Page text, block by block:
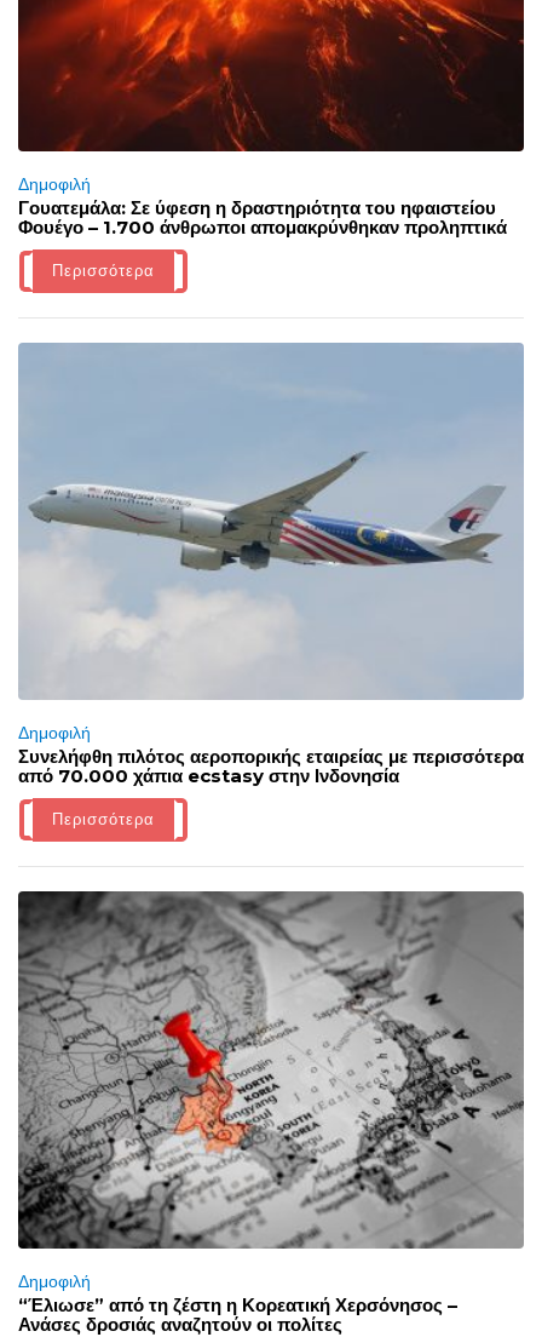
Δημοφιλή
Γουατεμάλα: Σε ύφεση η δραστηριότητα του ηφαιστείου
Φουέγο – 1.700 άνθρωποι απομακρύνθηκαν προληπτικά
Περισσότερα
Δημοφιλή
Συνελήφθη πιλότος αεροπορικής εταιρείας με περισσότερα
από 70.000 χάπια ecstasy στην Ινδονησία
Περισσότερα
Δημοφιλή
“Έλιωσε” από τη ζέστη η Κορεατική Χερσόνησος –
Ανάσες δροσιάς αναζητούν οι πολίτες